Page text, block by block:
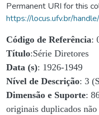
Permanent URI for this
https://locus.ufv.br/
Código de Referência:
Título:Série Diretores
Data (s): 1926-1949
Nível de Descrição: 3
Dimensão e Suporte:
originais duplicados